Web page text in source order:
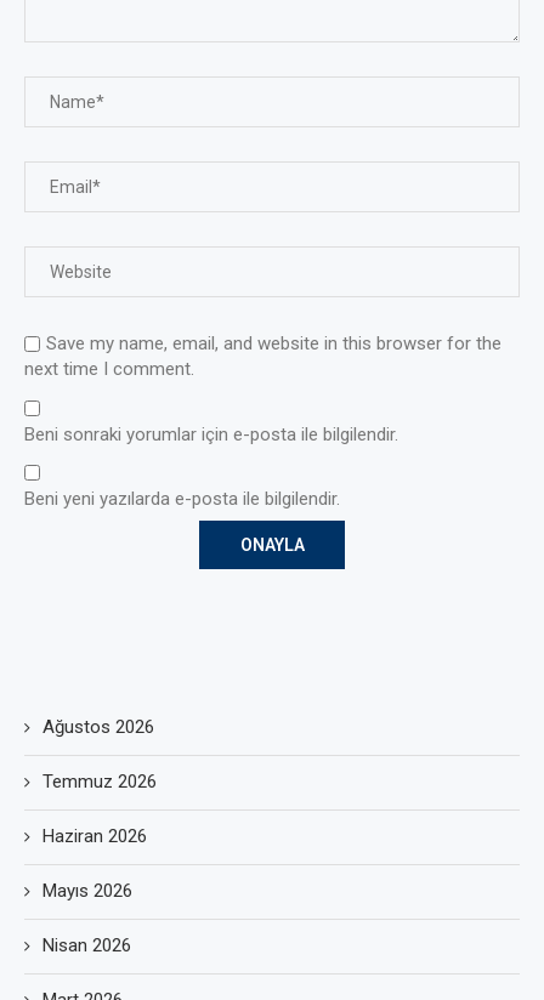
Save my name, email, and website in this browser for the
next time I comment.
Beni sonraki yorumlar için e-posta ile bilgilendir.
Beni yeni yazılarda e-posta ile bilgilendir.
Ağustos 2026
Temmuz 2026
Haziran 2026
Mayıs 2026
Nisan 2026